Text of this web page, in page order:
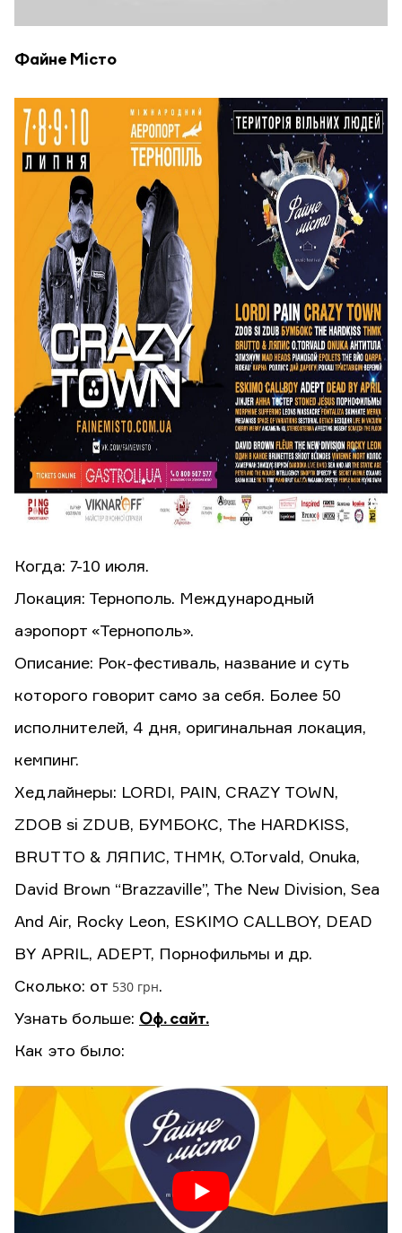
Файне Місто
Когда: 7-10 июля.
Локация: Тернополь. Международный
аэропорт «Тернополь».
Описание: Рок-фестиваль, название и суть
которого говорит само за себя. Более 50
исполнителей, 4 дня, оригинальная локация,
кемпинг.
Хедлайнеры: LORDI, PAIN, CRAZY TOWN,
ZDOB si ZDUB, БУМБОКС, The HARDKISS,
BRUTTO & ЛЯПИС, ТНМК, O.Torvald, Onuka,
David Brown “Brazzaville”, The New Division, Sea
And Air, Rocky Leon, ESKIMO CALLBOY, DEAD
BY APRIL, ADEPT, Порнофильмы и др.
Сколько: от 530 грн.
Узнать больше: Оф. сайт.
Как это было: